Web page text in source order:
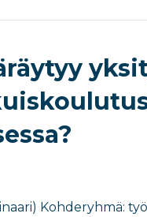
Kohderyhmä: